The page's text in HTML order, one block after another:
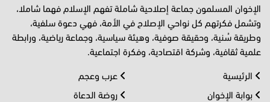
الإخوان المسلمون جماعة إصلاحية شاملة تفهم الإسلام فهما شاملا،
وتشمل فكرتهم كل نواحي الإصلاح في الأمة، فهي دعوة سلفية،
وطريقة سُنية، وحقيقة صوفية، وهيئة سياسية، وجماعة رياضية، ورابطة
علمية ثقافية، وشركة اقتصادية، وفكرة اجتماعية.
الرئيسية
بوابة الإخوان
عرب وعجم
روضة الدعاة